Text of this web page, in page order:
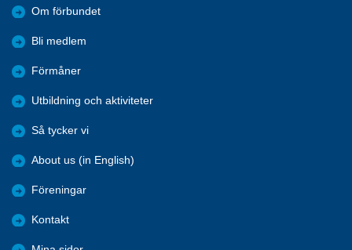
Om förbundet
Bli medlem
Förmåner
Utbildning och aktiviteter
Så tycker vi
About us (in English)
Föreningar
Kontakt